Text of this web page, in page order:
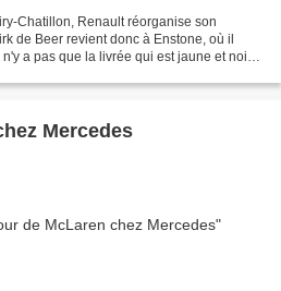
Chatillon, Renault réorganise son
de Beer revient donc à Enstone, où il
a pas que la livrée qui est jaune et noire
Mercedes